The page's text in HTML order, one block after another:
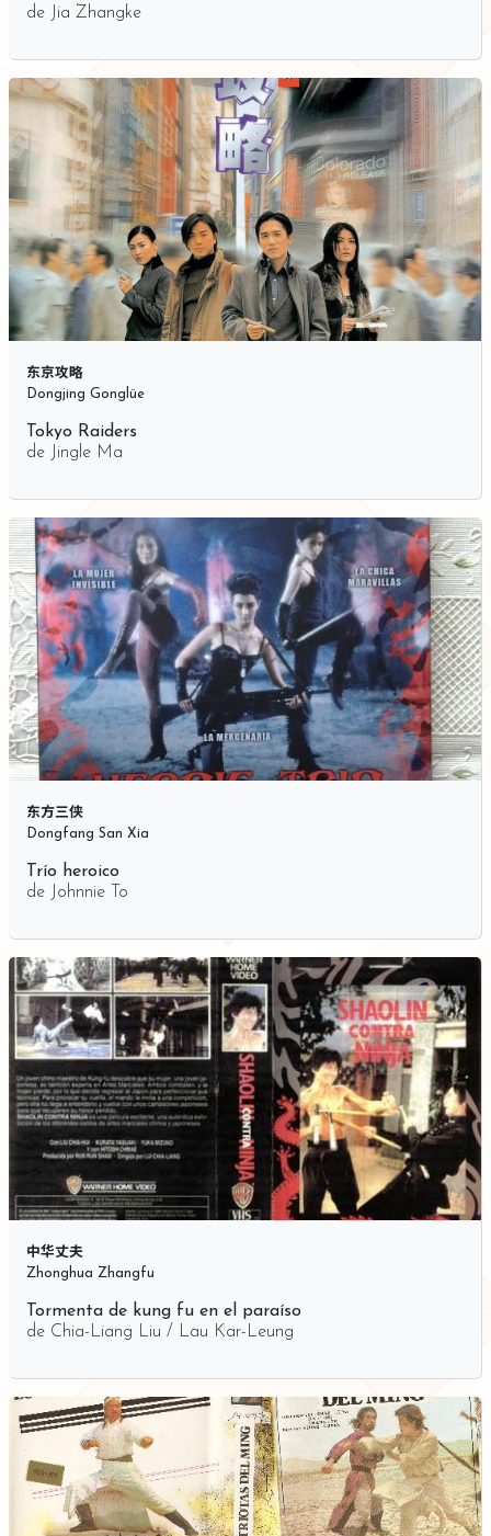
de
Jia Zhangke
东京攻略
Dongjing Gonglüe
Tokyo Raiders
de
Jingle Ma
东方三侠
Dongfang San Xia
Trío heroico
de
Johnnie To
中华丈夫
Zhonghua Zhangfu
Tormenta de kung fu en el paraíso
de Chia-Liang Liu / Lau Kar-Leung